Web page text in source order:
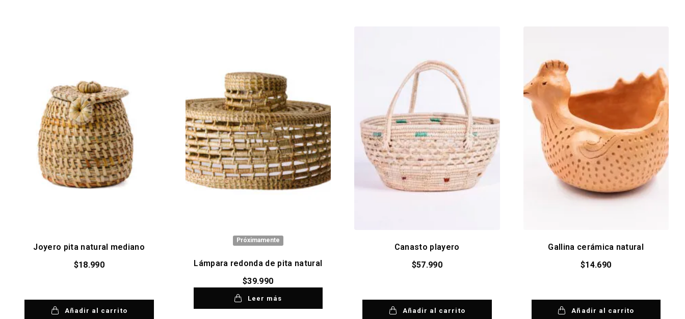
Joyero pita natural mediano
$18.990
Añadir al carrito
Próximamente
Lámpara redonda de pita natural
$39.990
Leer más
Canasto playero
$57.990
Añadir al carrito
Gallina cerámica natural
$14.690
Añadir al carrito